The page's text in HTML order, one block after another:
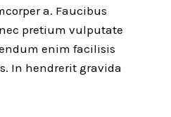
a. Faucibus
pretium vulputate
enim facilisis
In hendrerit gravida